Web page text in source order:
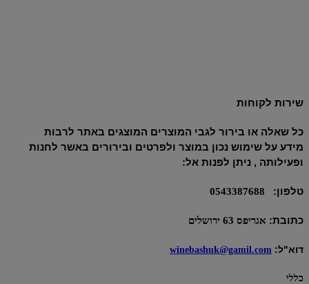
שירות לקוחות
כל שאלה או בירור לגבי המוצרים המוצגים באתר לרבות
מידע על שימוש נכון במוצר ולפרטים ובירורים באשר לחנות
ופעילותה , ניתן לפנות אל:
טלפון: 0543387688
כתובת: אגריפס 63 ירושלים
דוא"ל:
winebashuk@gamil.com
כללי